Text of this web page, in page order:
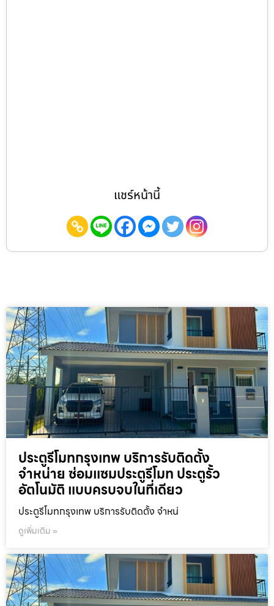
แชร์หน้านี้
ประตูรีโมทกรุงเทพ บริการรับติดตั้ง
จำหน่าย ซ่อมแซมประตูรีโมท ประตูรั้ว
อัตโนมัติ แบบครบจบในที่เดียว
ประตูรีโมทกรุงเทพ บริการรับติดตั้ง จำหน่
ดูเพิ่มเติม »